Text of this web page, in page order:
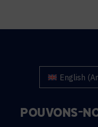
English (
POUVONS-